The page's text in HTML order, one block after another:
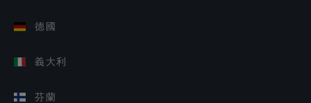
德國
義大利
芬蘭